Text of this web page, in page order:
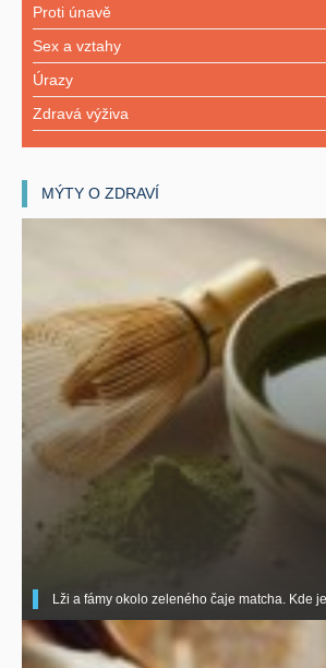
Proti únavě
Sex a vztahy
Úrazy
Zdravá výživa
MÝTY O ZDRAVÍ
Lži a fámy okolo zeleného čaje matcha. Kde